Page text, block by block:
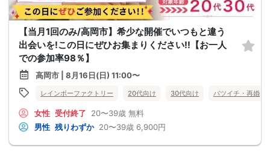
【当月1回のみ/高岡市】希少な開催でいつもと違う
出会いを!この日にぜひお集まりください!!【お一人
での参加率98％】
高岡市 | 8月16日(日) 11:00〜
レインボーファクトリー 20代向け 30代向け バツイチ・再婚
女性 受付終了 20〜39歳 無料
男性 残りわずか 20〜39歳 6,900円